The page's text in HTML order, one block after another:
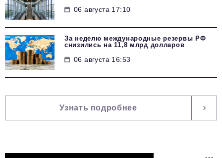
06 августа 17:10
За неделю международные резервы РФ
снизились на 11,8 млрд долларов
06 августа 16:53
Узнать подробнее